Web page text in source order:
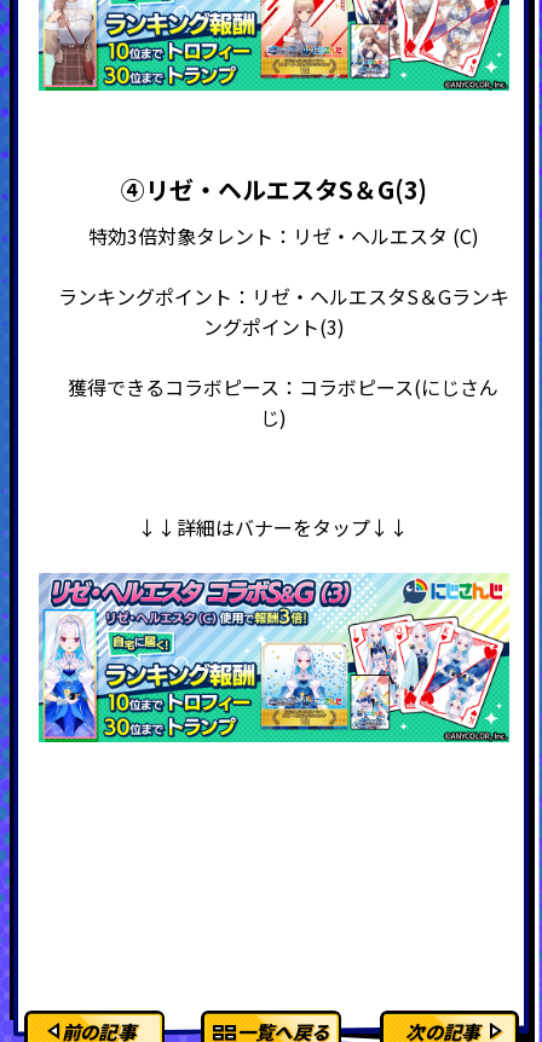
④リゼ・ヘルエスタS＆G(3)
特効3倍対象タレント：リゼ・ヘルエスタ (C)
ランキングポイント：リゼ・ヘルエスタS＆Gランキ
ングポイント(3)
獲得できるコラボピース：コラボピース(にじさん
じ)
↓↓詳細はバナーをタップ↓↓
前の記事 一覧へ戻る 次の記事